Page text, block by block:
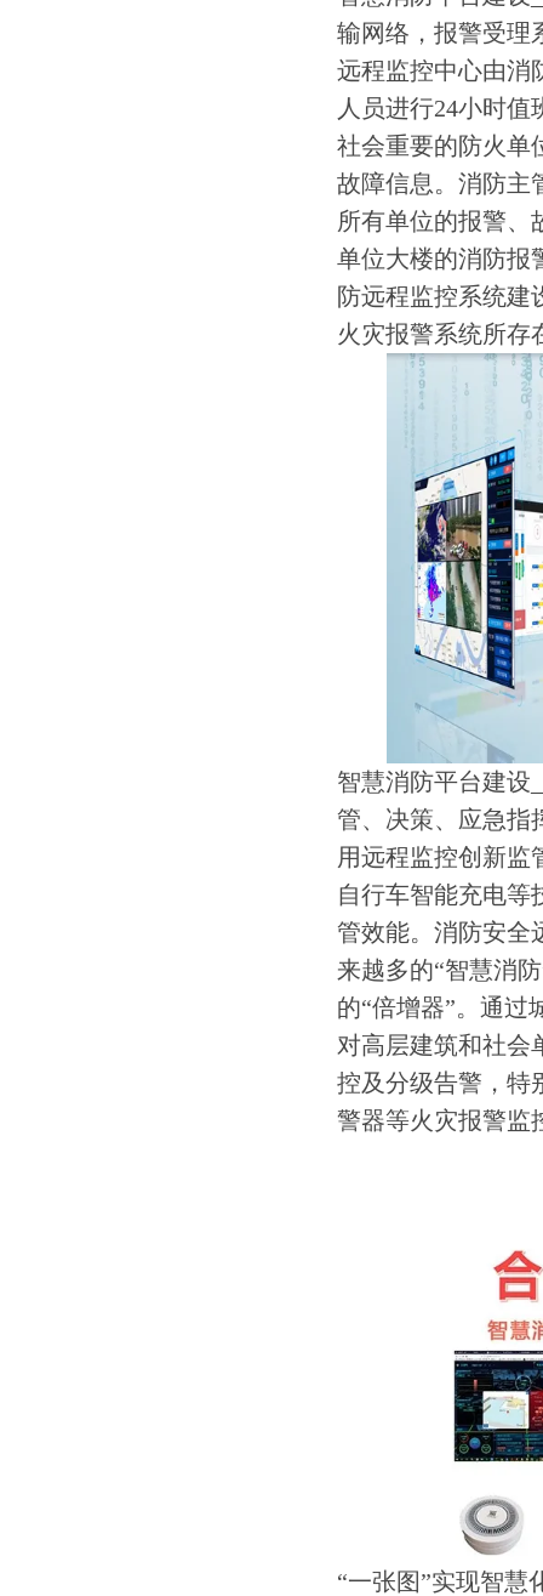
输网络，报警受理
远程监控中心由消
人员进行24小时
社会重要的防火单
故障信息。消防主
所有单位的报警、
单位大楼的消防报
防远程监控系统建
火灾报警系统所存
智慧消防平台建设
管、决策、应急指
用远程监控创新监
自行车智能充电等
管效能。消防安全
来越多的“智慧消
的“倍增器”。通过
对高层建筑和社会
控及分级告警，特
警器等火灾报警监
“一张图”实现智慧